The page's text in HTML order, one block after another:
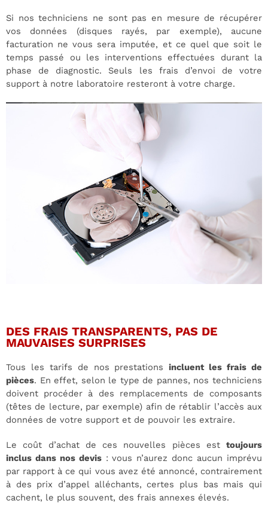
Si nos techniciens ne sont pas en mesure de récupérer
vos données (disques rayés, par exemple), aucune
facturation ne vous sera imputée, et ce quel que soit le
temps passé ou les interventions effectuées durant la
phase de diagnostic. Seuls les frais d’envoi de votre
support à notre laboratoire resteront à votre charge.
DES FRAIS TRANSPARENTS, PAS DE
MAUVAISES SURPRISES
Tous les tarifs de nos prestationsincluent les frais de
pièces. En effet, selon le type de pannes, nos techniciens
doivent procéder à des remplacements de composants
(têtes de lecture, par exemple) afin de rétablir l’accès aux
données de votre support et de pouvoir les extraire.
Le coût d’achat de ces nouvelles pièces est toujours
inclus dans nos devis: vous n’aurez donc aucun imprévu
par rapport à ce qui vous avez été annoncé, contrairement
à des prix d’appel alléchants, certes plus bas mais qui
cachent, le plus souvent, des frais annexes élevés.